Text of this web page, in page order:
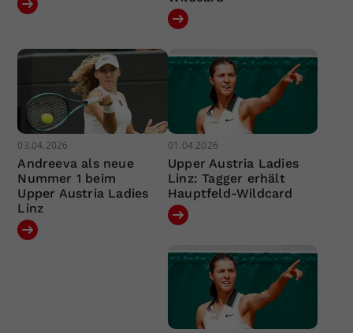
03.04.2026
Andreeva als neue
Nummer 1 beim
Upper Austria Ladies
Linz
01.04.2026
Upper Austria Ladies
Linz: Tagger erhält
Hauptfeld-Wildcard